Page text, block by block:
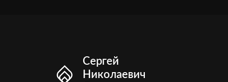
Сергей
Николаевич